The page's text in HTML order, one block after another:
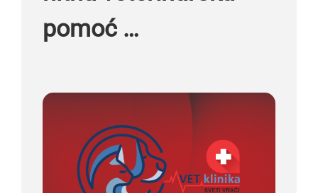
pomoć …